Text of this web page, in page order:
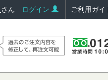
さん ログイン ご利用ガイ